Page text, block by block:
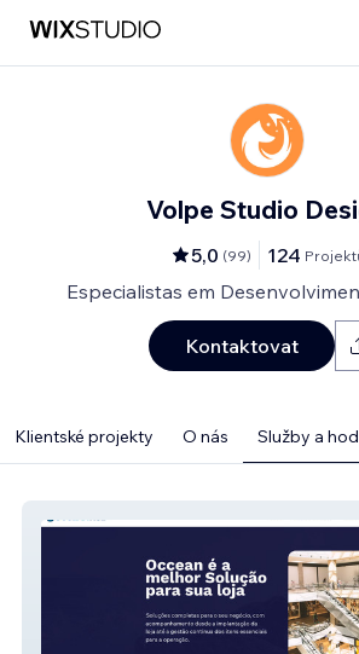
Volpe Studio
5,0 (99) 124
Especialistas em
Kontaktovat
Klientské projekty O nás Služby a